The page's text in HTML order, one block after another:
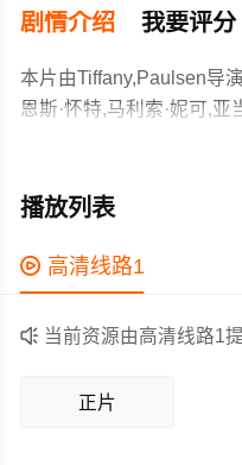
剧情介绍 我要评分
本片由Tiffany,Paulsen导
恩斯·怀特,马利索·妮可,亚
斯,Evangeline,Barrosse
Ortega) and music-
As winter turns to spring
two find themselves
to Harvard in the fall, the
作为一部 上映的剧情电影
定的看点，在演员表现和
剧情紧凑，角色塑造鲜明
播放列表
 高清线路1
 当前资源由高清线路1
正片